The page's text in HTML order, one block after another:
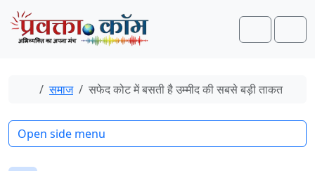
Skip to content
Skip to footer
Search
Home
समाज सफेद कोट में बसती है उम्मीद की सबसे बड़ी ताकत
Open side menu